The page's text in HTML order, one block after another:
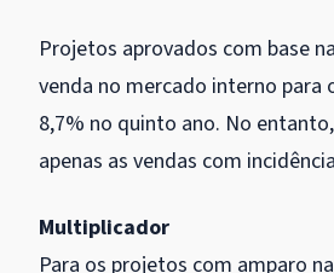
Projetos aprovados com base na
venda no mercado interno para
8,7% no quinto ano. No
apenas as vendas com
Multiplicador
Para os projetos com amparo na